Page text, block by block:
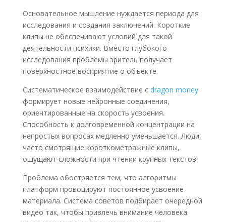
Основательное мышление нуждается периода для
исследования и создания заключений. Короткие
клипы не обеспечивают условий для такой
деятельности психики. Вместо глубокого
исследования проблемы зритель получает
поверхностное восприятие о объекте.
Систематическое взаимодействие с dragon money
формирует новые нейронные соединения,
ориентированные на скорость усвоения.
Способность к долговременной концентрации на
непростых вопросах медленно уменьшается. Люди,
часто смотрящие короткометражные клипы,
ощущают сложности при чтении крупных текстов.
Проблема обостряется тем, что алгоритмы
платформ провоцируют постоянное усвоение
материала. Система советов подбирает очередной
видео так, чтобы привлечь внимание человека.